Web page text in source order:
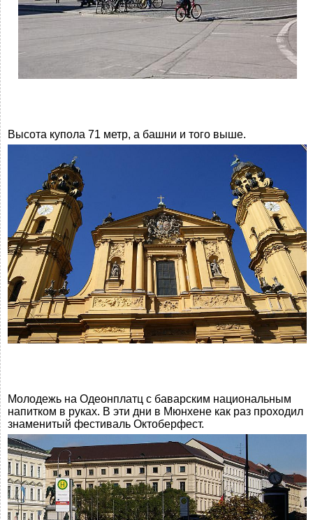
Высота купола 71 метр, а башни и того выше.
Молодежь на Одеонплатц с баварским национальным
напитком в руках. В эти дни в Мюнхене как раз проходил
знаменитый фестиваль Октоберфест.